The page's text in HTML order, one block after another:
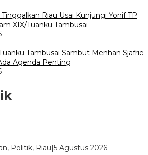
Riau Usai Kunjungi Yonif TP
XIX/Tuanku Tambusai
Tambusai Sambut Menhan Sjafrie
Agenda Penting
Politik, Riau|5 Agustus 2026